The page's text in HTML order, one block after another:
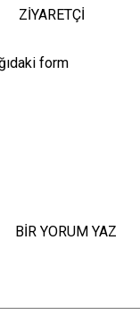
ZİYARETÇİ
form
BİR YORUM YAZ